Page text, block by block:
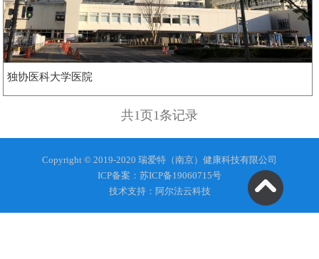
独协医科大学医院
共1页1条记录
Copyright © 2019-2020 瑞爱特（南京）健康科技有限公司
ICP备案：苏ICP备19060715号
技术支持：阿尔法云科技